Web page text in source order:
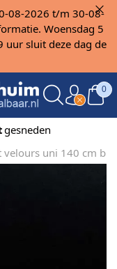
08-2026 t/m 30-08-
Woensdag 5
uur sluit deze dag de
0
gesneden
velours uni 140 cm